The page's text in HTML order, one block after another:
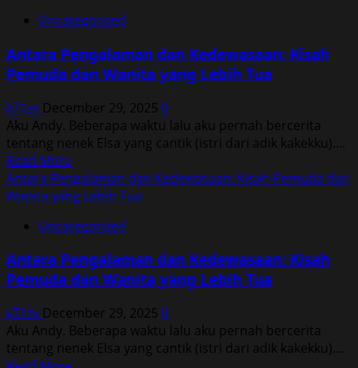
Pengalaman
Kedewasaan:
Kisah
dan
Wanita
yang
Lebih
Tua
Uncategorized
Antara Pengalaman dan Kedewasaan: Kisah
Pemuda dan Wanita yang Lebih Tua
k71zv December 29, 2025 0
Aku Andy. Beberapa waktu lalu aku pernah bercerita
tentang nenek Elsa yang cantik (istri dari adik kakekku)....
Read MoreRead
more
about
Pengalaman
Kedewasaan:
Kisah
dan
Wanita
yang
Antara Pengalaman dan Kedewasaan: Kisah Pemuda dan
Wanita yang Lebih Tua
Uncategorized
Antara Pengalaman dan Kedewasaan: Kisah
Pemuda dan Wanita yang Lebih Tua
k71zv December 29, 2025 0
Aku Andy. Beberapa waktu lalu aku pernah bercerita
tentang nenek Elsa yang cantik (istri dari adik kakekku)....